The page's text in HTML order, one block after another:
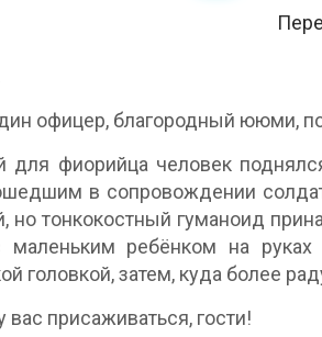
офицер, благородный ююми,
для фиорийца человек
в сопровождении
но тонкокостный гуманоид
маленьким ребёнком на руках
головкой, затем, куда более
присаживаться, гости!